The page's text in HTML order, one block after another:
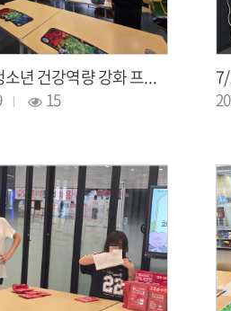
7/16(목) 청소년 건강역량 강화 프로그램(광남중학교 - 스포츠스태킹)
15